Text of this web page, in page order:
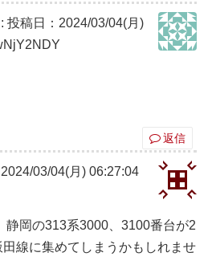
: 投稿日：2024/03/04(月)
返信
03/04(月) 06:27:04
岡の313系3000、3100番台が2
線に集めてしまうかもしれませ